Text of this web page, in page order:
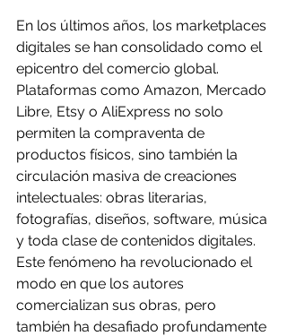
En los últimos años, los marketplaces
digitales se han consolidado como el
epicentro del comercio global.
Plataformas como Amazon, Mercado
Libre, Etsy o AliExpress no solo
permiten la compraventa de
productos físicos, sino también la
circulación masiva de creaciones
intelectuales: obras literarias,
fotografías, diseños, software, música
y toda clase de contenidos digitales.
Este fenómeno ha revolucionado el
modo en que los autores
comercializan sus obras, pero
también ha desafiado profundamente